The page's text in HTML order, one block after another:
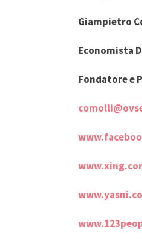
Giampietro
Economista
Fondatore e